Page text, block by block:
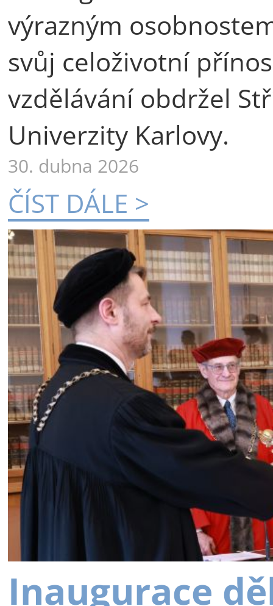
výrazným
svůj celoživotní
vzdělávání obdržel
Univerzity Karlovy.
30. dubna 2026
ČÍST DÁLE >
Inaugurace